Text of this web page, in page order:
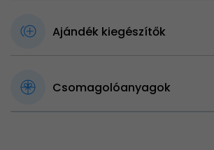
Ajándék kiegészítők
Csomagolóanyagok